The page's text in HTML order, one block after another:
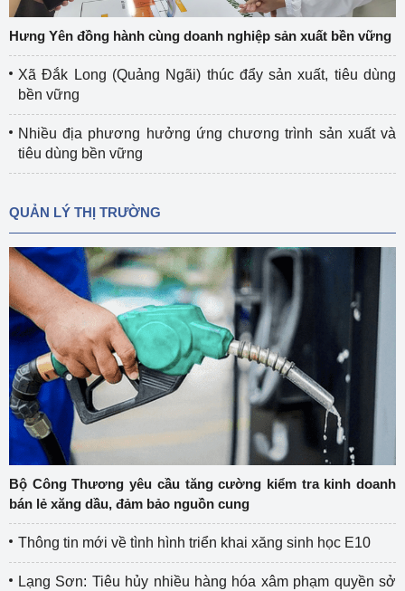
Hưng Yên đồng hành cùng doanh nghiệp sản xuất bền vững
Xã Đắk Long (Quảng Ngãi) thúc đẩy sản xuất, tiêu dùng
bền vững
Nhiều địa phương hưởng ứng chương trình sản xuất và
tiêu dùng bền vững
QUẢN LÝ THỊ TRƯỜNG
Bộ Công Thương yêu cầu tăng cường kiểm tra kinh doanh
bán lẻ xăng dầu, đảm bảo nguồn cung
Thông tin mới về tình hình triển khai xăng sinh học E10
Lạng Sơn: Tiêu hủy nhiều hàng hóa xâm phạm quyền sở